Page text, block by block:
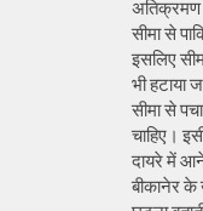
अतिक्रमण
सीमा से
इसलिए
भी हटाया
सीमा से
चाहिए।
दायरे में
बीकानेर के